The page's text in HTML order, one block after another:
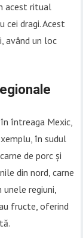
acest ritual
cei dragi. Acest
având un loc
întreaga Mexic,
în sudul
de porc și
din nord, carne
regiuni,
fructe, oferind